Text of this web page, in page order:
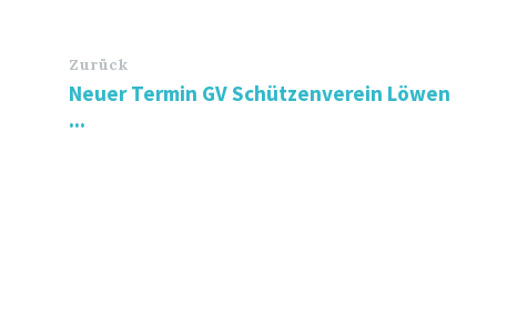
Zurück
Neuer Termin GV Schützenverein Löwen
...